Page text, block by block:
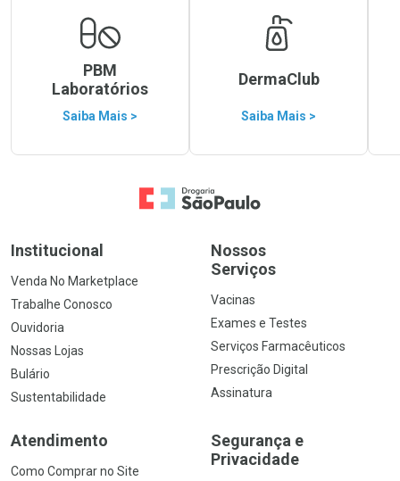
PBM
Laboratórios
Saiba Mais >
DermaClub
Saiba Mais >
Ir para a Home
Institucional
Venda No Marketplace
Trabalhe Conosco
Ouvidoria
Nossas Lojas
Bulário
Sustentabilidade
Nossos
Serviços
Vacinas
Exames e Testes
Serviços Farmacêuticos
Prescrição Digital
Assinatura
Atendimento
Como Comprar no Site
Segurança e
Privacidade